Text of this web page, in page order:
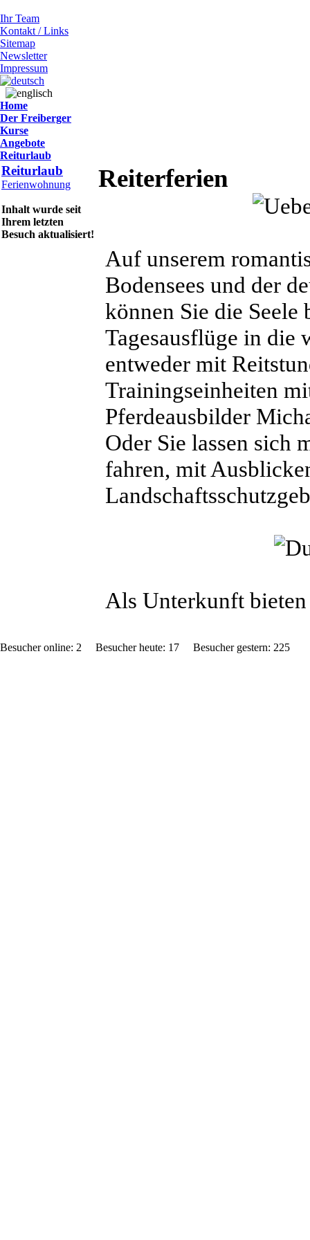
Ihr Team
Kontakt / Links
Sitemap
Newsletter
Impressum
Home
Der Freiberger
Kurse
Angebote
Reiturlaub
Reiturlaub
Ferienwohnung
Inhalt wurde seit
Ihrem letzten
Besuch aktualisiert!
Reiterferien
Auf unserem
Bodensees und der
können Sie die Seele
Tagesausflüge in die
entweder mit
Trainingseinheiten
Pferdeausbilder
Oder Sie lassen sich
fahren, mit
Als Unterkunft
Besucher online: 2 Besucher heute: 17 Besucher gestern: